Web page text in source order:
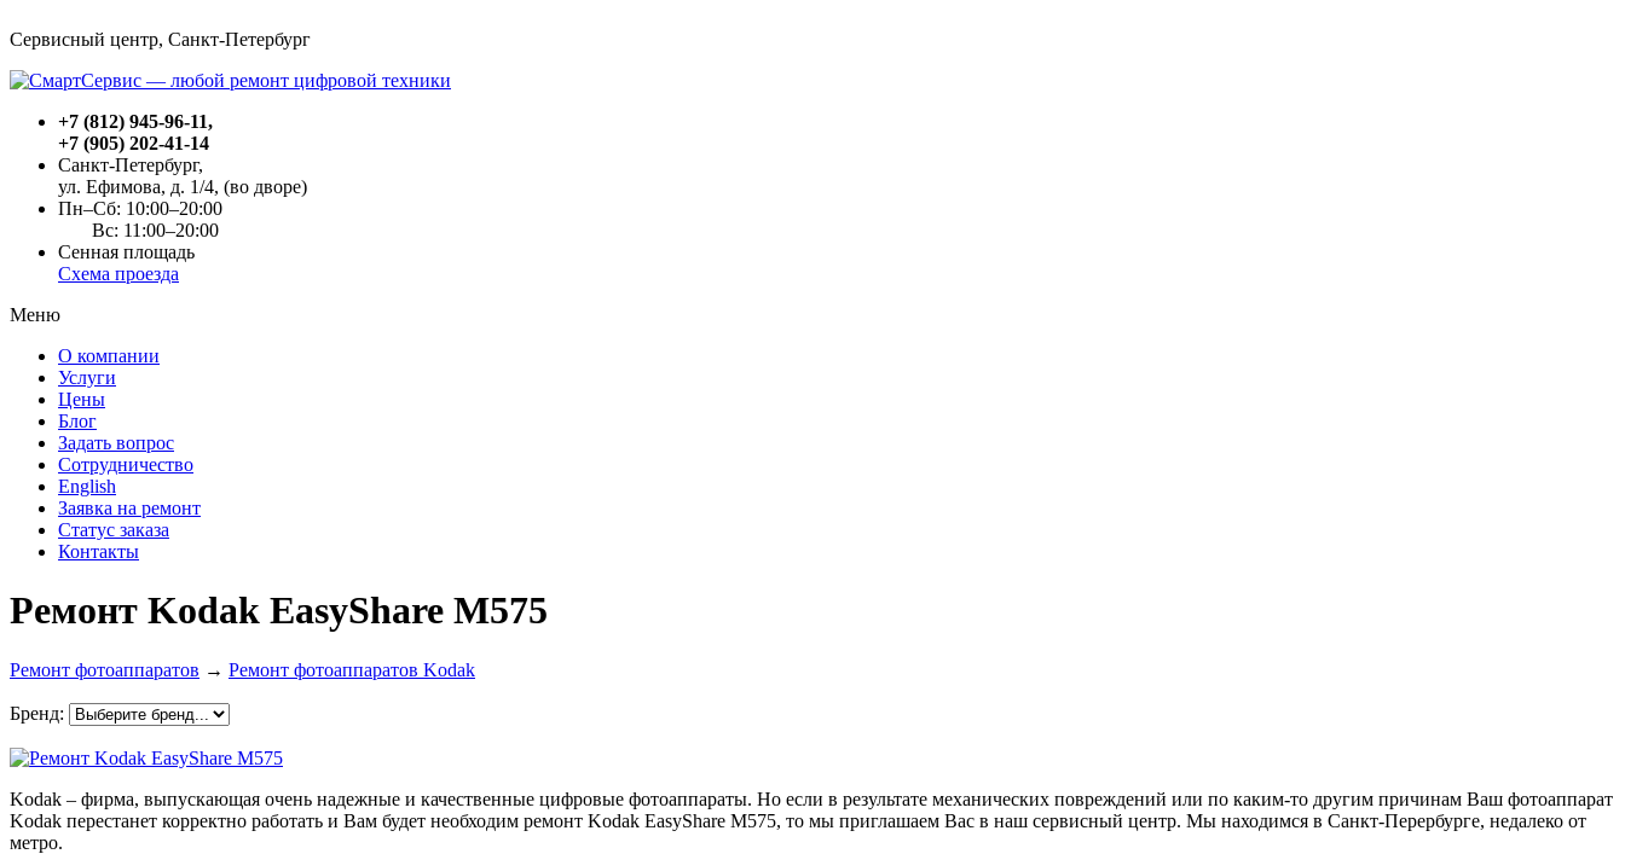
Сервисный центр, Cанкт-Петербург
+7 (812) 945-96-11,
+7 (905) 202-41-14
Санкт-Петербург,
ул. Ефимова, д. 1/4, (во дворе)
Пн–Сб: 10:00–20:00
Вс: 11:00–20:00
Сенная площадь
Схема проезда
Меню
О компании
Услуги
Цены
Блог
Задать вопрос
Сотрудничество
English
Заявка на ремонт
Статус заказа
Контакты
Ремонт Kodak EasyShare M575
Ремонт фотоаппаратов → Ремонт фотоаппаратов Kodak
Бренд:
Kodak – фирма, выпускающая очень надежные и качественные цифровые фотоаппараты. Но если в результате механических повреждений или по каким-то другим причинам Ваш фотоаппарат
Kodak перестанет корректно работать и Вам будет необходим ремонт Kodak EasyShare M575, то мы приглашаем Вас в наш сервисный центр. Мы находимся в Санкт-Перербурге, недалеко от
метро.